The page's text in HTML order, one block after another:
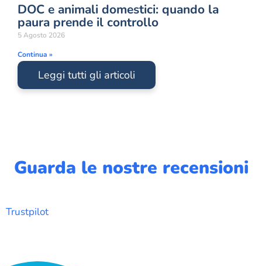
DOC e animali domestici: quando la
paura prende il controllo
5 Agosto 2026
Continua »
Leggi tutti gli articoli
Guarda le nostre recensioni
Trustpilot